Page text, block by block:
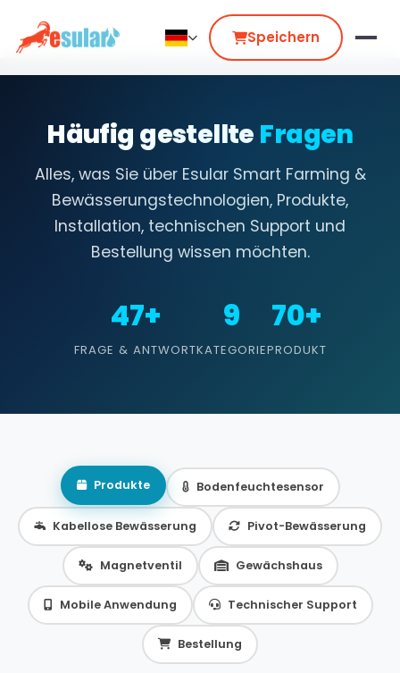
Speichern
Häufig gestellte Fragen
Alles, was Sie über Esular Smart Farming &
Bewässerungstechnologien, Produkte,
Installation, technischen Support und
Bestellung wissen möchten.
47+
FRAGE & ANTWORT
9
KATEGORIE
70+
PRODUKT
Produkte Bodenfeuchtesensor
Kabellose Bewässerung Pivot-Bewässerung
Magnetventil Gewächshaus
Mobile Anwendung Technischer Support
Bestellung